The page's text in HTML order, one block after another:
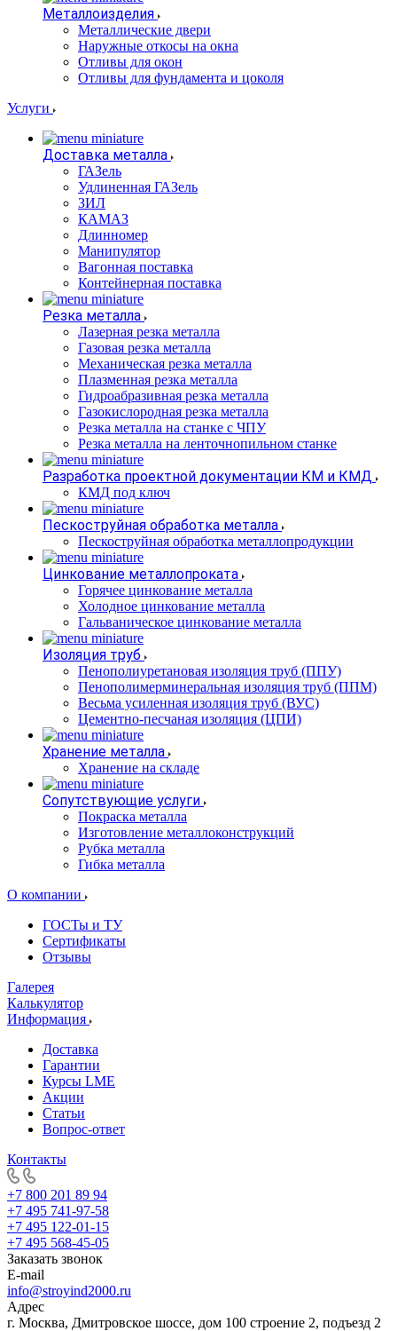
Металлоизделия
Металлические двери
Наружные откосы на окна
Отливы для окон
Отливы для фундамента и цоколя
Услуги
Доставка металла
ГАЗель
Удлиненная ГАЗель
ЗИЛ
КАМАЗ
Длинномер
Манипулятор
Вагонная поставка
Контейнерная поставка
Резка металла
Лазерная резка металла
Газовая резка металла
Механическая резка металла
Плазменная резка металла
Гидроабразивная резка металла
Газокислородная резка металла
Резка металла на станке с ЧПУ
Резка металла на ленточнопильном станке
Разработка проектной документации КМ и КМД
КМД под ключ
Пескоструйная обработка металла
Пескоструйная обработка металлопродукции
Цинкование металлопроката
Горячее цинкование металла
Холодное цинкование металла
Гальваническое цинкование металла
Изоляция труб
Пенополиуретановая изоляция труб (ППУ)
Пенополимерминеральная изоляция труб (ППМ)
Весьма усиленная изоляция труб (ВУС)
Цементно-песчаная изоляция (ЦПИ)
Хранение металла
Хранение на складе
Сопутствующие услуги
Покраска металла
Изготовление металлоконструкций
Рубка металла
Гибка металла
О компании
ГОСТы и ТУ
Сертификаты
Отзывы
Галерея
Калькулятор
Информация
Доставка
Гарантии
Курсы LME
Акции
Статьи
Вопрос-ответ
Контакты
+7 800 201 89 94
+7 495 741-97-58
+7 495 122-01-15
+7 495 568-45-05
Заказать звонок
E-mail
info@stroyind2000.ru
Адрес
г. Москва, Дмитровское шоссе, дом 100 строение 2, подъезд 2